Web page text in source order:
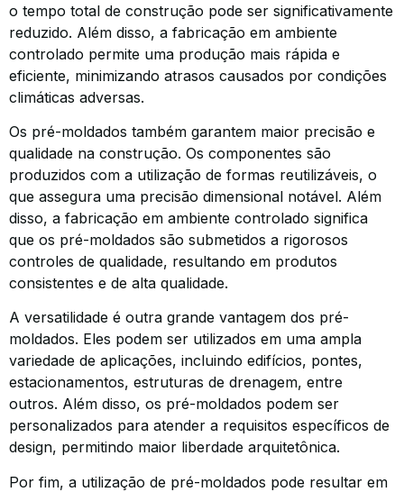
o tempo total de construção pode ser significativamente
reduzido. Além disso, a fabricação em ambiente
controlado permite uma produção mais rápida e
eficiente, minimizando atrasos causados por condições
climáticas adversas.
Os pré-moldados também garantem maior precisão e
qualidade na construção. Os componentes são
produzidos com a utilização de formas reutilizáveis, o
que assegura uma precisão dimensional notável. Além
disso, a fabricação em ambiente controlado significa
que os pré-moldados são submetidos a rigorosos
controles de qualidade, resultando em produtos
consistentes e de alta qualidade.
A versatilidade é outra grande vantagem dos pré-
moldados. Eles podem ser utilizados em uma ampla
variedade de aplicações, incluindo edifícios, pontes,
estacionamentos, estruturas de drenagem, entre
outros. Além disso, os pré-moldados podem ser
personalizados para atender a requisitos específicos de
design, permitindo maior liberdade arquitetônica.
Por fim, a utilização de pré-moldados pode resultar em